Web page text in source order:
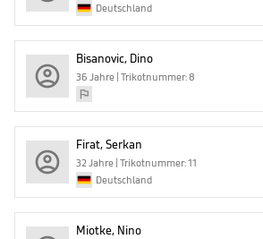
Deutschland
Bisanovic, Dino
36 Jahre | Trikotnummer: 8
Firat, Serkan
32 Jahre | Trikotnummer: 11
Deutschland
Miotke, Nino